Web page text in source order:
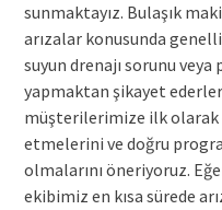
sunmaktayız. Bulaşık
arızalar konusunda
suyun drenajı sorunu
yapmaktan şikayet
müşterilerimize ilk
etmelerini ve doğru
olmalarını öneriyoruz.
ekibimiz en kısa sürede